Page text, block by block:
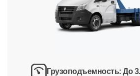
Грузоподъемность:До